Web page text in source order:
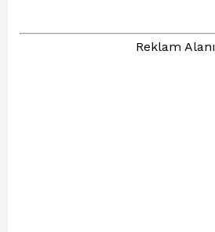
Reklam Alanı